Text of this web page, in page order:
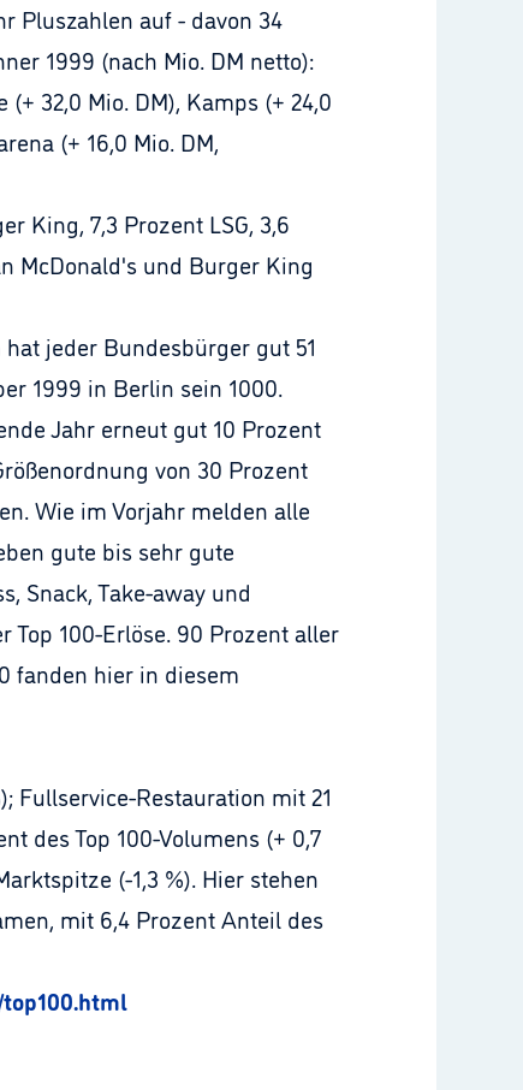
Pluszahlen auf - davon 34
1999 (nach Mio. DM netto):
(+ 32,0 Mio. DM), Kamps (+ 24,0
(+ 16,0 Mio. DM,
King, 7,3 Prozent LSG, 3,6
McDonald's und Burger King
jeder Bundesbürger gut 51
1999 in Berlin sein 1000.
Jahr erneut gut 10 Prozent
von 30 Prozent
Wie im Vorjahr melden alle
gute bis sehr gute
Snack, Take-away und
Top 100-Erlöse. 90 Prozent aller
fanden hier in diesem
Fullservice-Restauration mit 21
des Top 100-Volumens (+ 0,7
(-1,3 %). Hier stehen
mit 6,4 Prozent Anteil des